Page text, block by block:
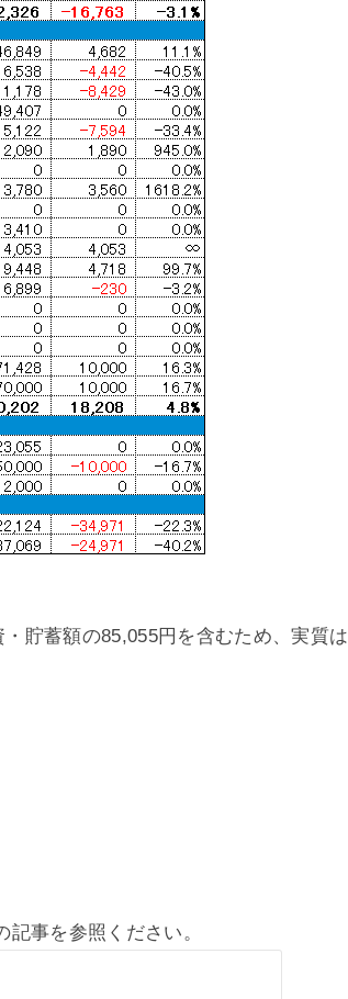
貯蓄額の85,055円を含むため、実質は
事を参照ください。